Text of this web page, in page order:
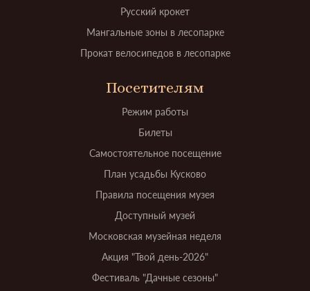
Русский крокет
Мангальные зоны в лесопарке
Прокат велосипедов в лесопарке
Посетителям
Режим работы
Билеты
Самостоятельное посещение
План усадьбы Кусково
Правила посещения музея
Доступный музей
Московская музейная неделя
Акция "Твой день-2026"
Фестиваль "Дачные сезоны"